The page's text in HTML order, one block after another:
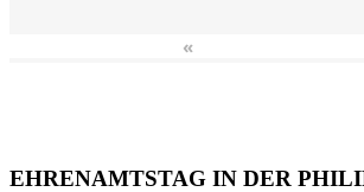
«
EHRENAMTSTAG IN DER